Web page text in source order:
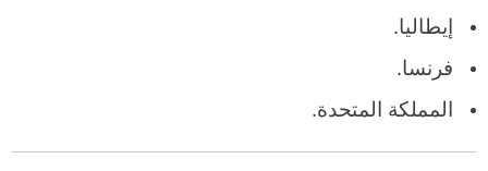
إيطاليا.
فرنسا.
المملكة المتحدة.